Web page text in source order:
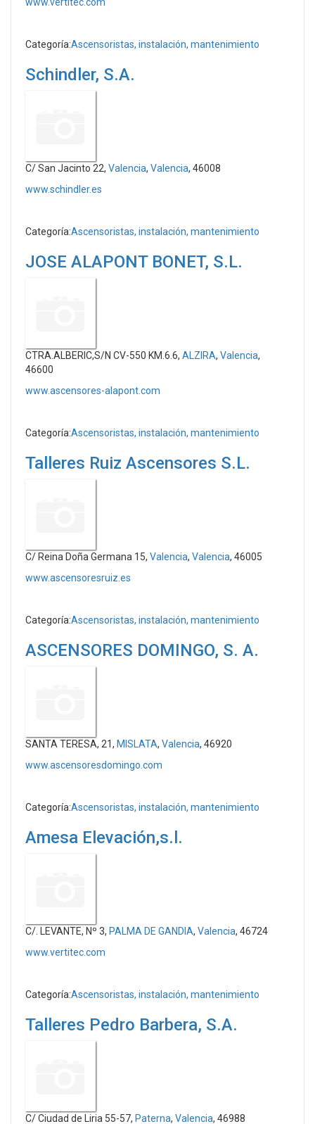
Categoría:Ascensoristas, instalación, mantenimiento
Schindler, S.A.
C/ San Jacinto 22, Valencia, Valencia, 46008
www.schindler.es
Categoría:Ascensoristas, instalación, mantenimiento
JOSE ALAPONT BONET, S.L.
CTRA.ALBERIC,S/N CV-550 KM.6.6, ALZIRA, Valencia,
46600
www.ascensores-alapont.com
Categoría:Ascensoristas, instalación, mantenimiento
Talleres Ruiz Ascensores S.L.
C/ Reina Doña Germana 15, Valencia, Valencia, 46005
www.ascensoresruiz.es
Categoría:Ascensoristas, instalación, mantenimiento
ASCENSORES DOMINGO, S. A.
SANTA TERESA, 21, MISLATA, Valencia, 46920
www.ascensoresdomingo.com
Categoría:Ascensoristas, instalación, mantenimiento
Amesa Elevación,s.l.
C/. LEVANTE, Nº 3, PALMA DE GANDIA, Valencia, 46724
www.vertitec.com
Categoría:Ascensoristas, instalación, mantenimiento
Talleres Pedro Barbera, S.A.
C/ Ciudad de Liria 55-57, Paterna, Valencia, 46988